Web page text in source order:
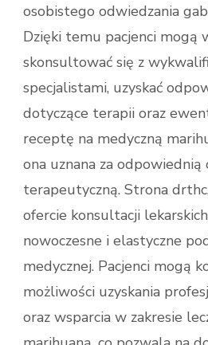
osobistego odwiedzania
Dzięki temu pacjenci mogą
skonsultować się z
specjalistami, uzyskać
dotyczące terapii oraz
receptę na medyczną
ona uznana za odpowiednią
terapeutyczną. Strona
ofercie konsultacji
nowoczesne i elastyczne
medycznej. Pacjenci mogą
możliwości uzyskania
oraz wsparcia w zakresie